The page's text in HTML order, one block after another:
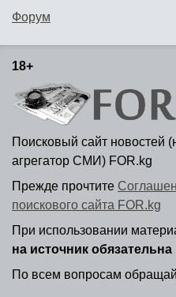
Форум
18+
Поисковый сайт новостей
агрегатор СМИ) FOR.kg
Прежде прочтите
поискового сайта FOR.kg
При использовании
на источник обязательна
По всем вопросам